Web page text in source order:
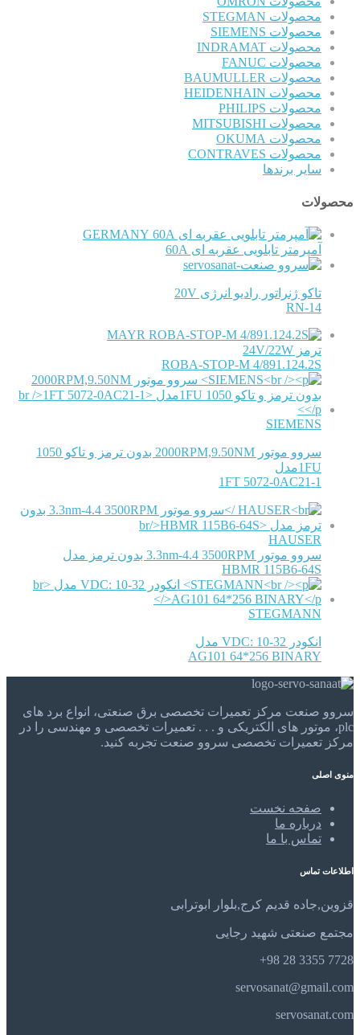
محصولات STEGMAN
محصولات SIEMENS
محصولات INDRAMAT
محصولات FANUC
محصولات BAUMULLER
محصولات HEIDENHAIN
محصولات PHILIPS
محصولات MITSUBISHI
محصولات OKUMA
محصولات CONTRAVES
سایر برندها
محصولات
GERMANY
آمپرمتر تابلویی عقربه ای 60A
تاکو ژنراتور رادیو انرژی 20V
RN-14
MAYR
ترمز 24V/22W
ROBA-STOP-M 4/891.124.2S
SIEMENS
سروو موتور 2000RPM,9.50NM بدون ترمز و تاکو 1050
1FUمدل
1FT 5072-0AC21-1
HAUSER
سروو موتور 3.3nm-4.4 3500RPM بدون ترمز مدل
HBMR 115B6-64S
STEGMANN
انکودر VDC: 10-32 مدل
AG101 64*256 BINARY
سروو صنعت مرکز تعمیرات تخصصی برق صنعتی، انواع برد های
plc، موتور های الکتریکی و . . . تعمیرات تخصصی و مهندسی را در
مرکز تعمیرات تخصصی سروو صنعت تجربه کنید.
منوی اصلی
صفحه نخست
درباره ما
تماس با ما
اطلاعات تماس
قزوین,جاده قدیم کرج,بلوار ابوترابی
مجتمع صنعتی شهید رجایی
7728 3355 28 98+
servosanat@gmail.com
servosanat.com